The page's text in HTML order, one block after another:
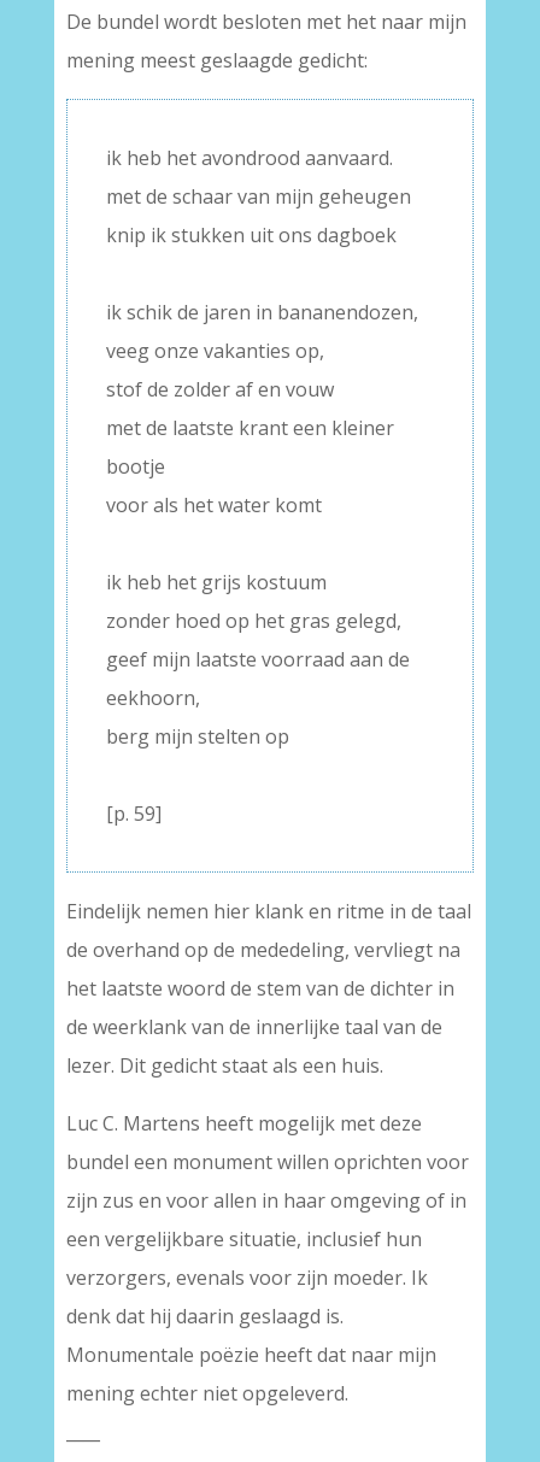
De bundel wordt besloten met het naar mijn
mening meest geslaagde gedicht:
ik heb het avondrood aanvaard.
met de schaar van mijn geheugen
knip ik stukken uit ons dagboek
ik schik de jaren in bananendozen,
veeg onze vakanties op,
stof de zolder af en vouw
met de laatste krant een kleiner
bootje
voor als het water komt
ik heb het grijs kostuum
zonder hoed op het gras gelegd,
geef mijn laatste voorraad aan de
eekhoorn,
berg mijn stelten op
[p. 59]
Eindelijk nemen hier klank en ritme in de taal
de overhand op de mededeling, vervliegt na
het laatste woord de stem van de dichter in
de weerklank van de innerlijke taal van de
lezer. Dit gedicht staat als een huis.
Luc C. Martens heeft mogelijk met deze
bundel een monument willen oprichten voor
zijn zus en voor allen in haar omgeving of in
een vergelijkbare situatie, inclusief hun
verzorgers, evenals voor zijn moeder. Ik
denk dat hij daarin geslaagd is.
Monumentale poëzie heeft dat naar mijn
mening echter niet opgeleverd.